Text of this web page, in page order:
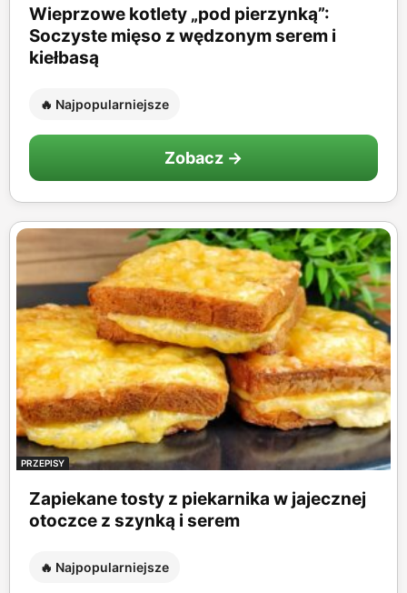
Wieprzowe kotlety „pod pierzynką”:
Soczyste mięso z wędzonym serem i
kiełbasą
🔥 Najpopularniejsze
Zobacz →
PRZEPISY
Zapiekane tosty z piekarnika w jajecznej
otoczce z szynką i serem
🔥 Najpopularniejsze